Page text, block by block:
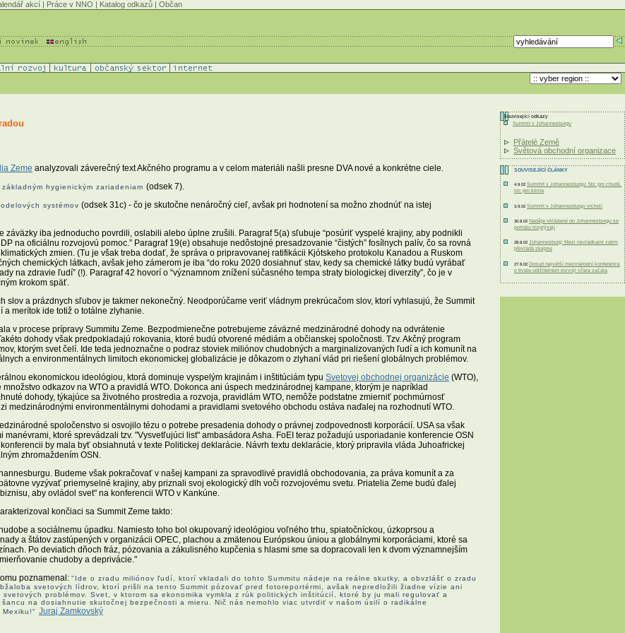
akcí | Práce v NNO | Katalog odkazů | Občan
Zeme analyzovali záverečný text Akčného programu a v celom materiáli našli presne DVA nové a konkrétne ciele.
hygienickým zariadeniam (odsek 7).
systémov (odsek 31c) - čo je skutočne nenáročný cieľ, avšak pri hodnotení sa možno zhodnúť na istej
záväzky iba jednoducho povrdili, oslabili alebo úplne zrušili. Paragraf 5(a) sľubuje “posúriť vyspelé krajiny, aby podnikli
na oficiálnu rozvojovú pomoc.” Paragraf 19(e) obsahuje nedôstojné presadzovanie “čistých” fosílnych palív, čo sa rovná
zmien. (Tu je však treba dodať, že správa o pripravovanej ratifikácii Kjótskeho protokolu Kanadou a Ruskom
chemických látkach, avšak jeho zámerom je iba “do roku 2020 dosiahnuť stav, kedy sa chemické látky budú vyrábať
na zdravie ľudí” (!). Paragraf 42 hovorí o “významnom znížení súčasného tempa straty biologickej diverzity”, čo je v
krokom späť.
a prázdnych sľubov je takmer nekonečný. Neodporúčame veriť vládnym prekrúcačom slov, ktorí vyhlasujú, že Summit
merítok ide totiž o totálne zlyhanie.
v procese prípravy Summitu Zeme. Bezpodmienečne potrebujeme záväzné medzinárodné dohody na odvrátenie
dohody však predpokladajú rokovania, ktoré budú otvorené médiám a občianskej spoločnosti. Tzv. Akčný program
ktorým svet čelí. Ide teda jednoznačne o podraz stoviek miliónov chudobných a marginalizovaných ľudí a ich komunít na
a environmentálnych limitoch ekonomickej globalizácie je dôkazom o zlyhaní vlád pri riešení globálnych problémov.
ekonomickou ideológiou, ktorá dominuje vyspelým krajinám i inštitúciám typu Svetovej obchodnej organizácie (WTO),
odkazov na WTO a pravidlá WTO. Dokonca ani úspech medzinárodnej kampane, ktorým je napríklad
dohody, týkajúce sa životného prostredia a rozvoja, pravidlám WTO, nemôže podstatne zmierniť pochmúrnosť
medzinárodnými environmentálnymi dohodami a pravidlami svetového obchodu ostáva naďalej na rozhodnutí WTO.
spoločenstvo si osvojilo tézu o potrebe presadenia dohody o právnej zodpovednosti korporácií. USA sa však
ktoré sprevádzali tzv. "Vysvetľujúci list" ambasádora Asha. FoEI teraz požadujú usporiadanie konferencie OSN
by mala byť obsiahnutá v texte Politickej deklarácie. Návrh textu deklarácie, ktorý pripravila vláda Juhoafrickej
zhromaždením OSN.
Budeme však pokračovať v našej kampani za spravodlivé pravidlá obchodovania, za práva komunít a za
vyzývať priemyselné krajiny, aby priznali svoj ekologický dlh voči rozvojovému svetu. Priatelia Zeme budú ďalej
aby ovládol svet" na konferencii WTO v Kankúne.
končiaci sa Summit Zeme takto:
a sociálnemu úpadku. Namiesto toho bol okupovaný ideológiou voľného trhu, spiatočníckou, úzkoprsou a
a štátov zastúpených v organizácii OPEC, plachou a zmätenou Európskou úniou a globálnymi korporáciami, ktoré sa
Po deviatich dňoch fráz, pózovania a zákulisného kupčenia s hlasmi sme sa dopracovali len k dvom významnejším
chudoby a deprivácie."
poznamenal: "Ide o zradu miliónov ľudí, ktorí vkladali do tohto Summitu nádeje na reálne skutky, a obvzlášť o zradu
svetových lídrov, ktorí prišli na tento Summit pózovať pred fotoreportérmi, avšak nepredložili žiadne vízie ani
problémov. Svet, v ktorom sa ekonomika vymkla z rúk politických inštitúcií, ktoré by ju mali regulovať a
na dosiahnutie skutočnej bezpečnosti a mieru. Nič nás nemohlo viac utvrdiť v našom úsilí o radikálne
Juraj Zamkovský
Související odkazy
Summit v Johannesburgu
Přátelé Země
Světová obchodní organizace
SOUVISEJÍCÍ ČLÁNKY
4.9.02 Summit v Johannesburgu: Nic pro chudé,
nic pro klima
3.9.02 Summit v Johannesburgu vrcholí
30.8.02 Naděje vkládané do Johannesburgu se
pomalu rozplývají
28.8.02 Johannesburg: Mezi nevládkami zatím
převládá skepse
27.8.02 Dosud největší mezinárodní konference
o trvale udržitelném rozvoji včera začala